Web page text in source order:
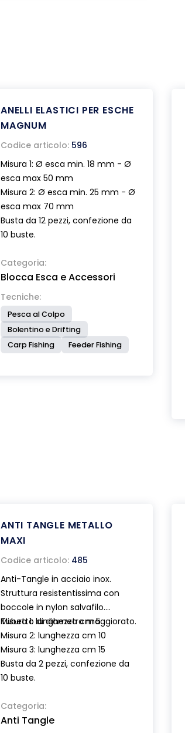
ANELLI ELASTICI PER ESCHE
MAGNUM
Codice articolo: 596
Misura 1: Ø esca min. 18 mm - Ø
esca max 50 mm
Misura 2: Ø esca min. 25 mm - Ø
esca max 70 mm
Busta da 12 pezzi, confezione da
10 buste.
Categoria:
Blocca Esca e Accessori
Tecniche:
Pesca al Colpo
Bolentino e Drifting
Carp Fishing
Feeder Fishing
ANTI TANGLE METALLO
MAXI
Codice articolo: 485
Anti-Tangle in acciaio inox.
Struttura resistentissima con
boccole in nylon salvafilo.
Tubetto di diametro maggiorato.
Misura 1: lunghezza cm 5
Misura 2: lunghezza cm 10
Misura 3: lunghezza cm 15
Busta da 2 pezzi, confezione da
10 buste.
Categoria:
Anti Tangle